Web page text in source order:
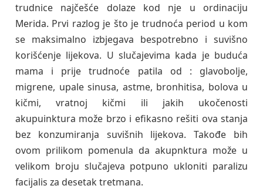
trudnice najčešće dolaze kod nje u ordinaciju
Merida. Prvi razlog je što je trudnoća period u kom
se maksimalno izbjegava bespotrebno i suvišno
korišćenje lijekova. U slučajevima kada je buduća
mama i prije trudnoće patila od : glavobolje,
migrene, upale sinusa, astme, bronhitisa, bolova u
kičmi, vratnoj kičmi ili jakih ukočenosti
akupuinktura može brzo i efikasno rešiti ova stanja
bez konzumiranja suvišnih lijekova. Takođe bih
ovom prilikom pomenula da akupnktura može u
velikom broju slučajeva potpuno ukloniti paralizu
facijalis za desetak tretmana.